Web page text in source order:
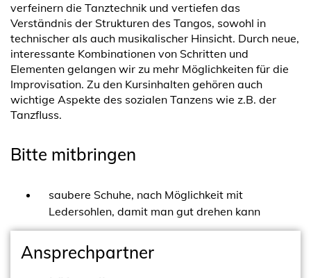
verfeinern die Tanztechnik und vertiefen das
Verständnis der Strukturen des Tangos, sowohl in
technischer als auch musikalischer Hinsicht. Durch neue,
interessante Kombinationen von Schritten und
Elementen gelangen wir zu mehr Möglichkeiten für die
Improvisation. Zu den Kursinhalten gehören auch
wichtige Aspekte des sozialen Tanzens wie z.B. der
Tanzfluss.
Bitte mitbringen
saubere Schuhe, nach Möglichkeit mit
Ledersohlen, damit man gut drehen kann
Ansprechpartner